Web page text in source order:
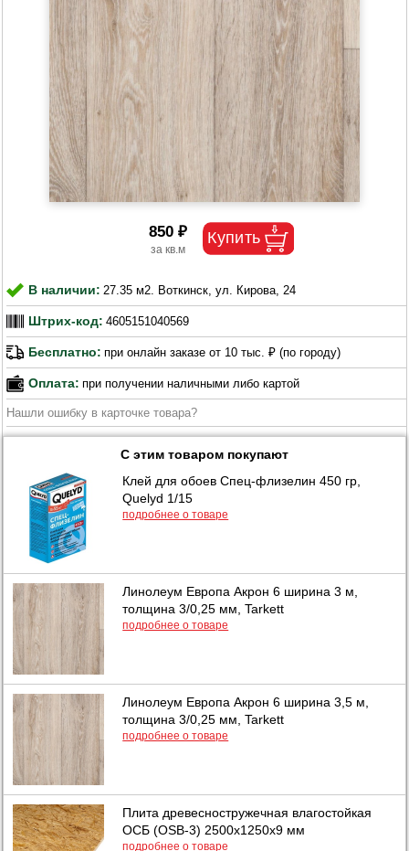
850 ₽
В наличии: 27.35 м2. Воткинск, ул. Кирова, 24
Штрих-код: 4605151040569
Бесплатно: при онлайн заказе от 10 тыс. ₽ (по городу)
Оплата: при получении наличными либо картой
Нашли ошибку в карточке товара?
С этим товаром покупают
Клей для обоев Спец-флизелин 450 гр,
Quelyd 1/15
подробнее о товаре
Линолеум Европа Акрон 6 ширина 3 м,
толщина 3/0,25 мм, Tarkett
подробнее о товаре
Линолеум Европа Акрон 6 ширина 3,5 м,
толщина 3/0,25 мм, Tarkett
подробнее о товаре
Плита древесностружечная влагостойкая
ОСБ (OSB-3) 2500х1250х9 мм
подробнее о товаре